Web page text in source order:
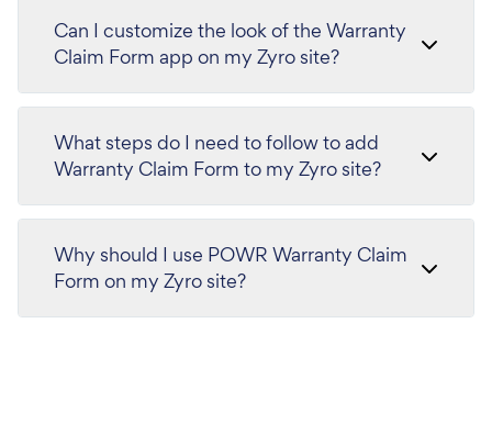
Can I customize the look of the Warranty
Claim Form app on my Zyro site?
What steps do I need to follow to add
Warranty Claim Form to my Zyro site?
Why should I use POWR Warranty Claim
Form on my Zyro site?